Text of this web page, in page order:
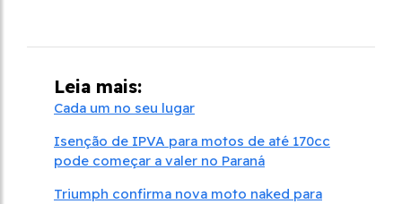
Leia mais:
Cada um no seu lugar
Isenção de IPVA para motos de até 170cc
pode começar a valer no Paraná
Triumph confirma nova moto naked para